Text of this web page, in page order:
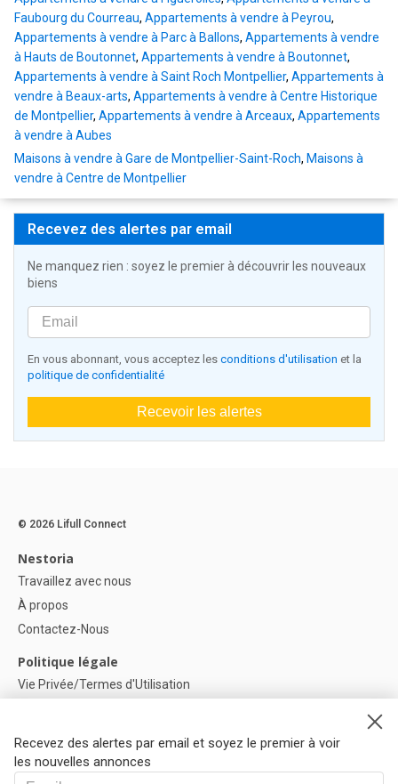
Faubourg du Courreau, Appartements à vendre à Peyrou,
Appartements à vendre à Parc à Ballons, Appartements à vendre
à Hauts de Boutonnet, Appartements à vendre à Boutonnet,
Appartements à vendre à Saint Roch Montpellier, Appartements à
vendre à Beaux-arts, Appartements à vendre à Centre Historique
de Montpellier, Appartements à vendre à Arceaux, Appartements
à vendre à Aubes
Maisons à vendre à Gare de Montpellier-Saint-Roch, Maisons à
vendre à Centre de Montpellier
Recevez des alertes par email
Ne manquez rien : soyez le premier à découvrir les nouveaux
biens
En vous abonnant, vous acceptez les conditions d'utilisation et la
politique de confidentialité
Recevoir les alertes
Recevez des alertes par email et soyez le premier à voir
les nouvelles annonces
© 2026 Lifull Connect
Nestoria
Travaillez avec nous
À propos
Contactez-Nous
Politique légale
Vie Privée/Termes d'Utilisation
Paramètres des cookies